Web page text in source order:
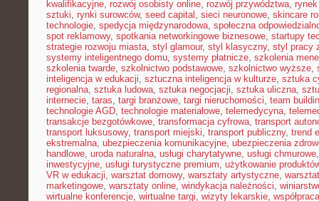
kwalifikacyjne, rozwój osobisty online, rozwój przywództwa,
sztuki, rynki surowców, seed capital , sieci neuronowe, skincare
technologie, spedycja międzynarodowa, społeczna
spot reklamowy, spotkania networkingowe biznesowe, startupy
strategie rozwoju miasta, styl glamour, styl klasyczny, styl pracy
systemy inteligentnego domu, systemy płatnicze, szkolenia
szkolenia twarde, szkolnictwo podstawowe, szkolnictwo wyższe,
inteligencja w edukacji, sztuczna inteligencja w kulturze, sztuka
regionalna, sztuka ludowa, sztuka negocjacji, sztuka uliczna,
internecie, taras, targi branżowe, targi nieruchomości, team
technologie AGD, technologie materiałowe, telemedycyna,
transakcje bezgotówkowe, transformacja cyfrowa, transport
transport luksusowy, transport miejski, transport publiczny, trend
ekstremalna, ubezpieczenia komunikacyjne, ubezpieczenia
handlowe, uroda naturalna, usługi charytatywne, usługi chmurowe
inwestycyjne, usługi turystyczne premium, użytkowanie
VR w edukacji, warsztat domowy, warsztaty artystyczne,
marketingowe, warsztaty online, windykacja należności,
wirtualne konferencje, wirtualne targi, wizyty lekarskie,